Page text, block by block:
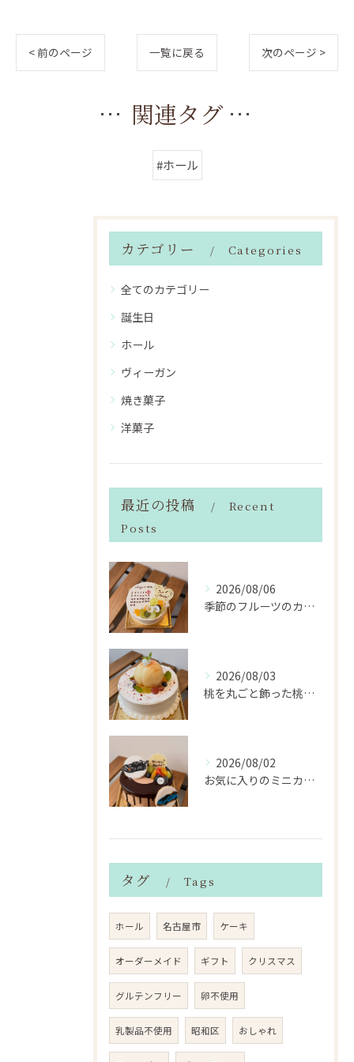
< 前のページ 一覧に戻る 次のページ >
関連タグ
#ホール
カテゴリー Categories
全てのカテゴリー
誕生日
ホール
ヴィーガン
焼き菓子
洋菓子
最近の投稿
Recent
Posts
2026/08/06
季節のフルーツのカレンダーケーキ
2026/08/03
桃を丸ごと飾った桃のホールケーキ（サンドも桃）
2026/08/02
お気に入りのミニカーのアイシングクッキーを飾ったデコレーショ...
タグ Tags
ホール 名古屋市 ケーキ
オーダーメイド ギフト クリスマス
グルテンフリー 卵不使用
乳製品不使用 昭和区 おしゃれ